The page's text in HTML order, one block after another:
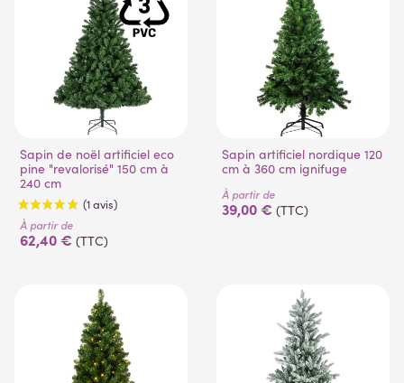
Sapin de noël artificiel eco
pine "revalorisé" 150 cm à
240 cm
À partir de
62,40 € (TTC)
Sapin artificiel nordique 120
cm à 360 cm ignifuge
À partir de
39,00 € (TTC)